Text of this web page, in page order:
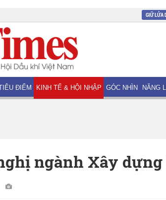
GIỮ LỬA
ĐIỂM KINH TẾ & HỘI NHẬP GÓC NHÌN NĂNG
ngành Xây